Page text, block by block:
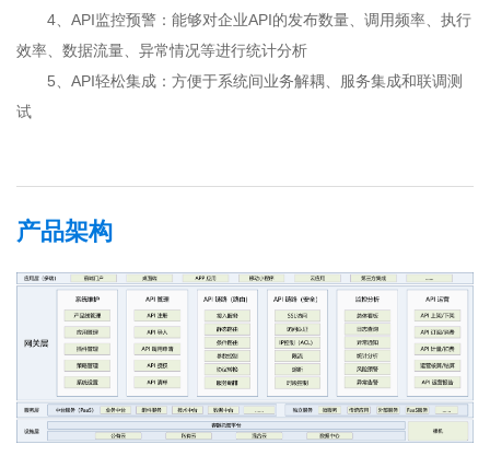
4、API监控预警：能够对企业API的发布数量、调用频率、执行
效率、数据流量、异常情况等进行统计分析
5、API轻松集成：方便于系统间业务解耦、服务集成和联调测
试
产品架构